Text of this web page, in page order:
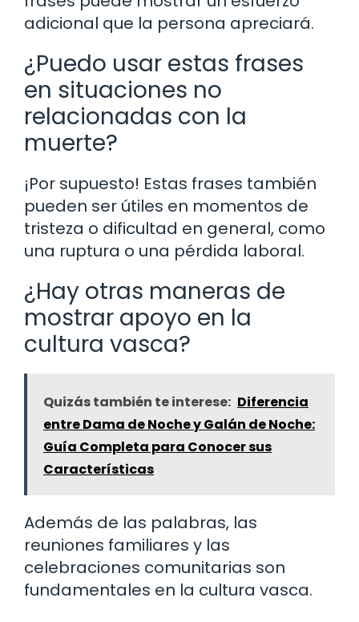
adicional que la persona apreciará.
¿Puedo usar estas frases
en situaciones no
relacionadas con la
muerte?
¡Por supuesto! Estas frases también
pueden ser útiles en momentos de
tristeza o dificultad en general, como
una ruptura o una pérdida laboral.
¿Hay otras maneras de
mostrar apoyo en la
cultura vasca?
Quizás también te interese: Diferencia
entre Dama de Noche y Galán de Noche:
Guía Completa para Conocer sus
Características
Además de las palabras, las
reuniones familiares y las
celebraciones comunitarias son
fundamentales en la cultura vasca.